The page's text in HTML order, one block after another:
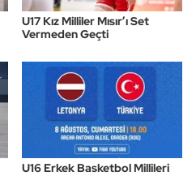
U17 Kız Milliler Mısır’ı Set
Vermeden Geçti
U16 Erkek Basketbol Millileri